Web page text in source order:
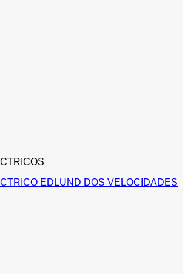
EDLUND DOS VELOCIDADES